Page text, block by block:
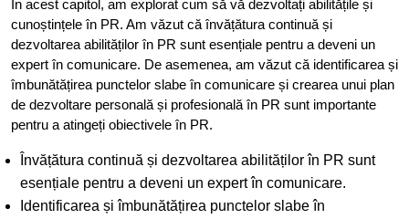
În acest capitol, am explorat cum să vă dezvoltați abilitățile și
cunoștințele în PR. Am văzut că învățătura continuă și
dezvoltarea abilităților în PR sunt esențiale pentru a deveni un
expert în comunicare. De asemenea, am văzut că identificarea și
îmbunătățirea punctelor slabe în comunicare și crearea unui plan
de dezvoltare personală și profesională în PR sunt importante
pentru a atingeți obiectivele în PR.
Învățătura continuă și dezvoltarea abilităților în PR sunt
esențiale pentru a deveni un expert în comunicare.
Identificarea și îmbunătățirea punctelor slabe în